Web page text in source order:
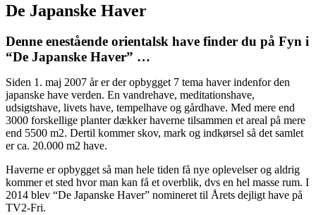
De Japanske Haver
Denne enestående orientalsk have finder du på Fyn i
“De Japanske Haver” …
Siden 1. maj 2007 år er der opbygget 7 tema haver indenfor den
japanske have verden. En vandrehave, meditationshave,
udsigtshave, livets have, tempelhave og gårdhave. Med mere end
3000 forskellige planter dækker haverne tilsammen et areal på mere
end 5500 m2. Dertil kommer skov, mark og indkørsel så det samlet
er ca. 20.000 m2 have.
Haverne er opbygget så man hele tiden få nye oplevelser og aldrig
kommer et sted hvor man kan få et overblik, dvs en hel masse rum. I
2014 blev “De Japanske Haver” nomineret til Årets dejligt have på
TV2-Fri.